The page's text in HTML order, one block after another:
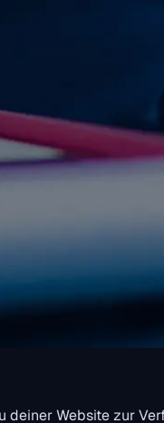
deiner Website zur